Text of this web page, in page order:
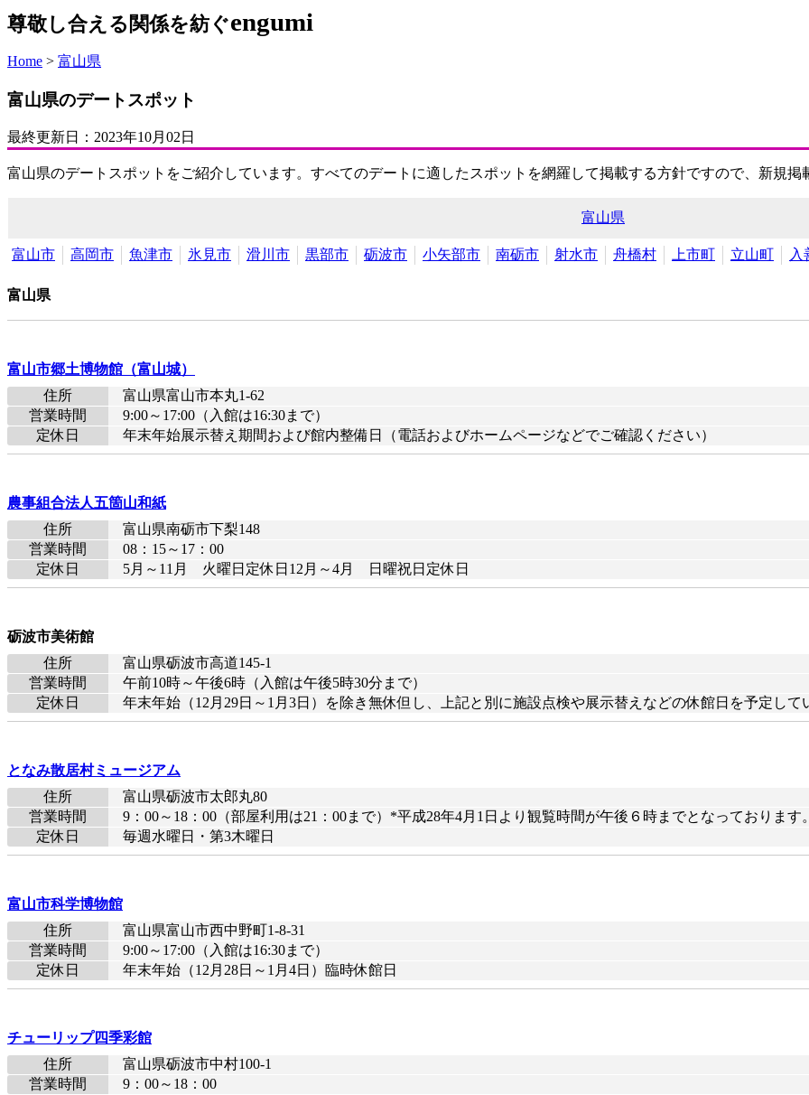
尊敬し合える関係を紡ぐengumi
Home > 富山県
富山県のデートスポット
最終更新日： 2023年10月02日
富山県のデートスポットをご紹介しています。すべてのデートに適したスポットを網羅して掲載する方針ですので、新規
富山県
富山市 高岡市 魚津市 氷見市 滑川市 黒部市 砺波市 小矢部市 南砺市 射水市 舟橋村 上市町 立山町 入
富山県
富山市郷土博物館（富山城）
住所
富山県富山市本丸1-62
営業時間
9:00～17:00（入館は16:30まで）
定休日
年末年始展示替え期間および館内整備日（電話およびホームページなどでご確認ください）
農事組合法人五箇山和紙
住所
富山県南砺市下梨148
営業時間
08：15～17：00
定休日
5月～11月 火曜日定休日12月～4月 日曜祝日定休日
砺波市美術館
住所
富山県砺波市高道145-1
営業時間
午前10時～午後6時（入館は午後5時30分まで）
定休日
年末年始（12月29日～1月3日）を除き無休但し、上記と別に施設点検や展示替えなどの休館日を予定し
となみ散居村ミュージアム
住所
富山県砺波市太郎丸80
営業時間
9：00～18：00（部屋利用は21：00まで）*平成28年4月1日より観覧時間が午後６時までとなっております
定休日
毎週水曜日・第3木曜日
富山市科学博物館
住所
富山県富山市西中野町1-8-31
営業時間
9:00～17:00（入館は16:30まで）
定休日
年末年始（12月28日～1月4日）臨時休館日
チューリップ四季彩館
住所
富山県砺波市中村100-1
営業時間
9：00～18：00